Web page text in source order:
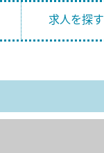
求人を探す